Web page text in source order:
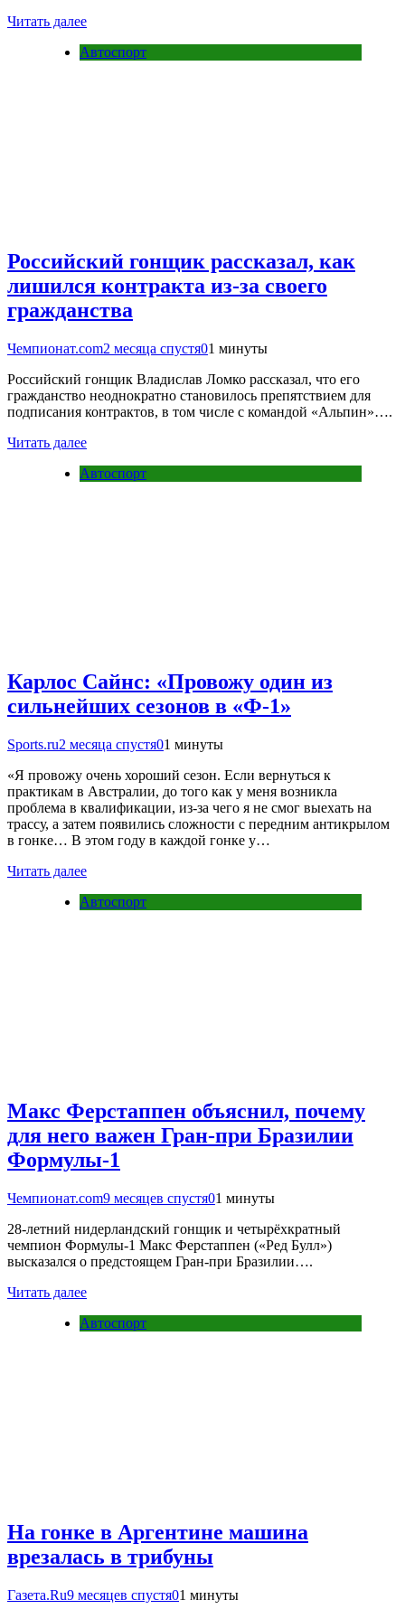
Читать далее
Автоспорт
Российский гонщик рассказал, как
лишился контракта из-за своего
гражданства
Чемпионат.com2 месяца спустя01 минуты
Российский гонщик Владислав Ломко рассказал, что его
гражданство неоднократно становилось препятствием для
подписания контрактов, в том числе с командой «Альпин»….
Читать далее
Автоспорт
Карлос Сайнс: «Провожу один из
сильнейших сезонов в «Ф-1»
Sports.ru2 месяца спустя01 минуты
«Я провожу очень хороший сезон. Если вернуться к
практикам в Австралии, до того как у меня возникла
проблема в квалификации, из-за чего я не смог выехать на
трассу, а затем появились сложности с передним антикрылом
в гонке… В этом году в каждой гонке у…
Читать далее
Автоспорт
Макс Ферстаппен объяснил, почему
для него важен Гран-при Бразилии
Формулы-1
Чемпионат.com9 месяцев спустя01 минуты
28-летний нидерландский гонщик и четырёхкратный
чемпион Формулы-1 Макс Ферстаппен («Ред Булл»)
высказался о предстоящем Гран-при Бразилии….
Читать далее
Автоспорт
На гонке в Аргентине машина
врезалась в трибуны
Газета.Ru9 месяцев спустя01 минуты